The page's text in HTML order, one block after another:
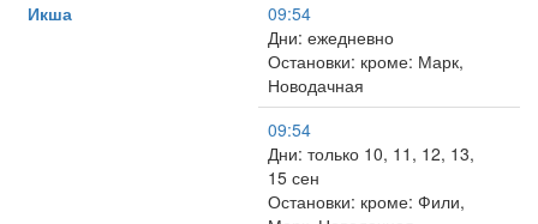
Икша
09:54
Дни: ежедневно
Остановки: кроме: Марк,
Новодачная
09:54
Дни: только 10, 11, 12, 13,
15 сен
Остановки: кроме: Фили,